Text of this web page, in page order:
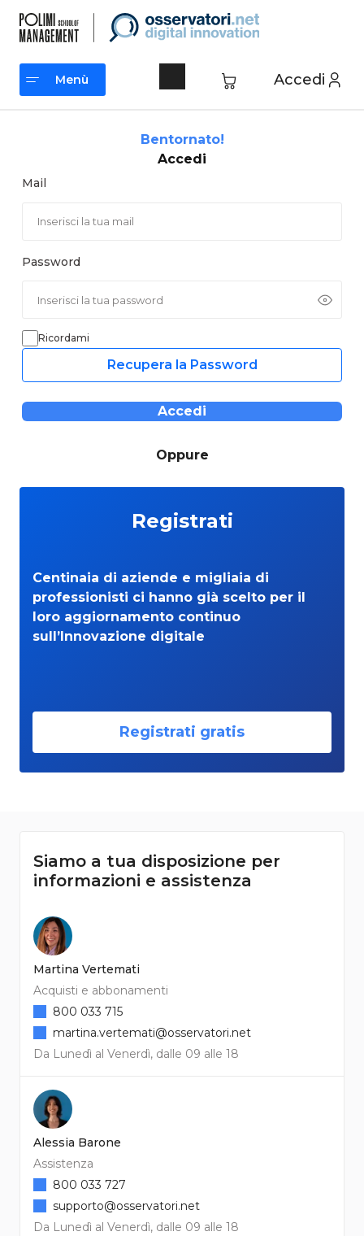
contenuto
Accedi
Menù
Bentornato!
Accedi
Mail
Password
Ricordami
Recupera la Password
Accedi
Oppure
Registrati
Centinaia di aziende e migliaia di
professionisti ci hanno già scelto per il
loro aggiornamento continuo
sull’Innovazione digitale
Registrati gratis
Siamo a tua disposizione per
informazioni e assistenza
Martina Vertemati
Acquisti e abbonamenti
Da Lunedì al Venerdì, dalle 09 alle 18
800 033 715
martina.vertemati@osservatori.net
Alessia Barone
Assistenza
Da Lunedì al Venerdì, dalle 09 alle 18
800 033 727
supporto@osservatori.net